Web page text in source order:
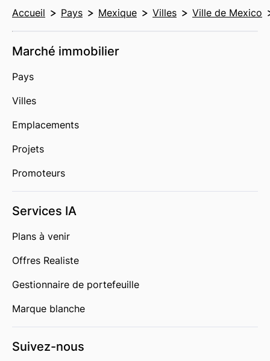
Accueil Pays Mexique Villes Ville de Mexico
Marché immobilier
Pays
Villes
Emplacements
Projets
Promoteurs
Services IA
Plans à venir
Offres Realiste
Gestionnaire de portefeuille
Marque blanche
Suivez-nous